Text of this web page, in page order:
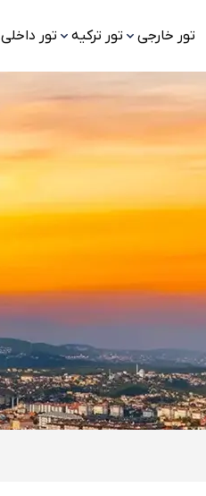
تور خارجی تور ترکیه تور داخلی